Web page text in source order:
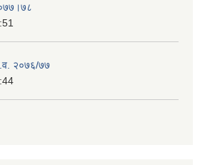
२०७६/७७